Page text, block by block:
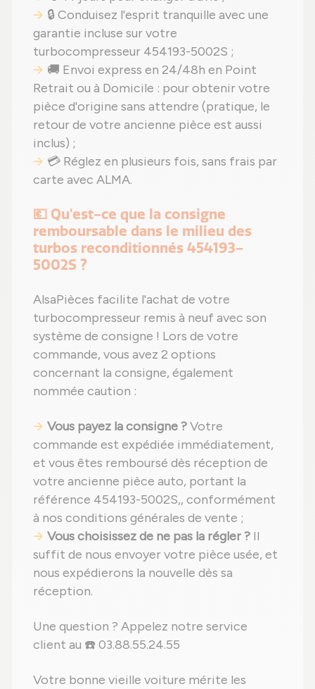
🔒 Conduisez l'esprit tranquille avec une
garantie incluse sur votre
turbocompresseur 454193-5002S ;
🚚 Envoi express en 24/48h en Point
Retrait ou à Domicile : pour obtenir votre
pièce d'origine sans attendre (pratique, le
retour de votre ancienne pièce est aussi
inclus) ;
💳 Réglez en plusieurs fois, sans frais par
carte avec ALMA.
💶 Qu'est-ce que la consigne
remboursable dans le milieu des
turbos reconditionnés 454193-
5002S ?
AlsaPièces facilite l'achat de votre
turbocompresseur remis à neuf avec son
système de consigne ! Lors de votre
commande, vous avez 2 options
concernant la consigne, également
nommée caution :
Vous payez la consigne ?Votre
commande est expédiée immédiatement,
et vous êtes remboursé dès réception de
votre ancienne pièce auto, portant la
référence 454193-5002S,, conformément
à nos conditions générales de vente ;
Vous choisissez de ne pas la régler ? Il
suffit de nous envoyer votre pièce usée, et
nous expédierons la nouvelle dès sa
réception.
Une question ? Appelez notre service
client au ☎️ 03.88.55.24.55
Votre bonne vieille voiture mérite les